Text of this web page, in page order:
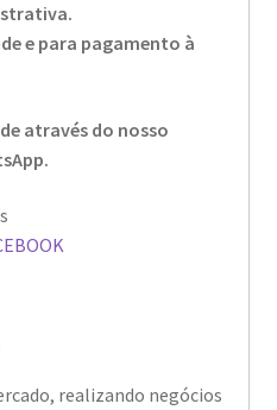
e para pagamento à
através do nosso
realizando negócios